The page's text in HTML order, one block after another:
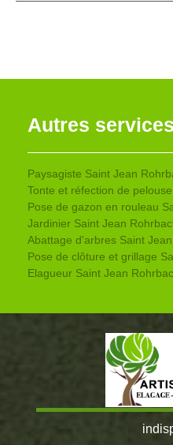
Autres services
Paysagiste Saint Jean
Tonte et réfection de
Pose de gazon en rouleau
Jardinier Saint Jean
Abattage d'arbres Saint
Pose de clôture et grillage
Elagueur Saint Jean